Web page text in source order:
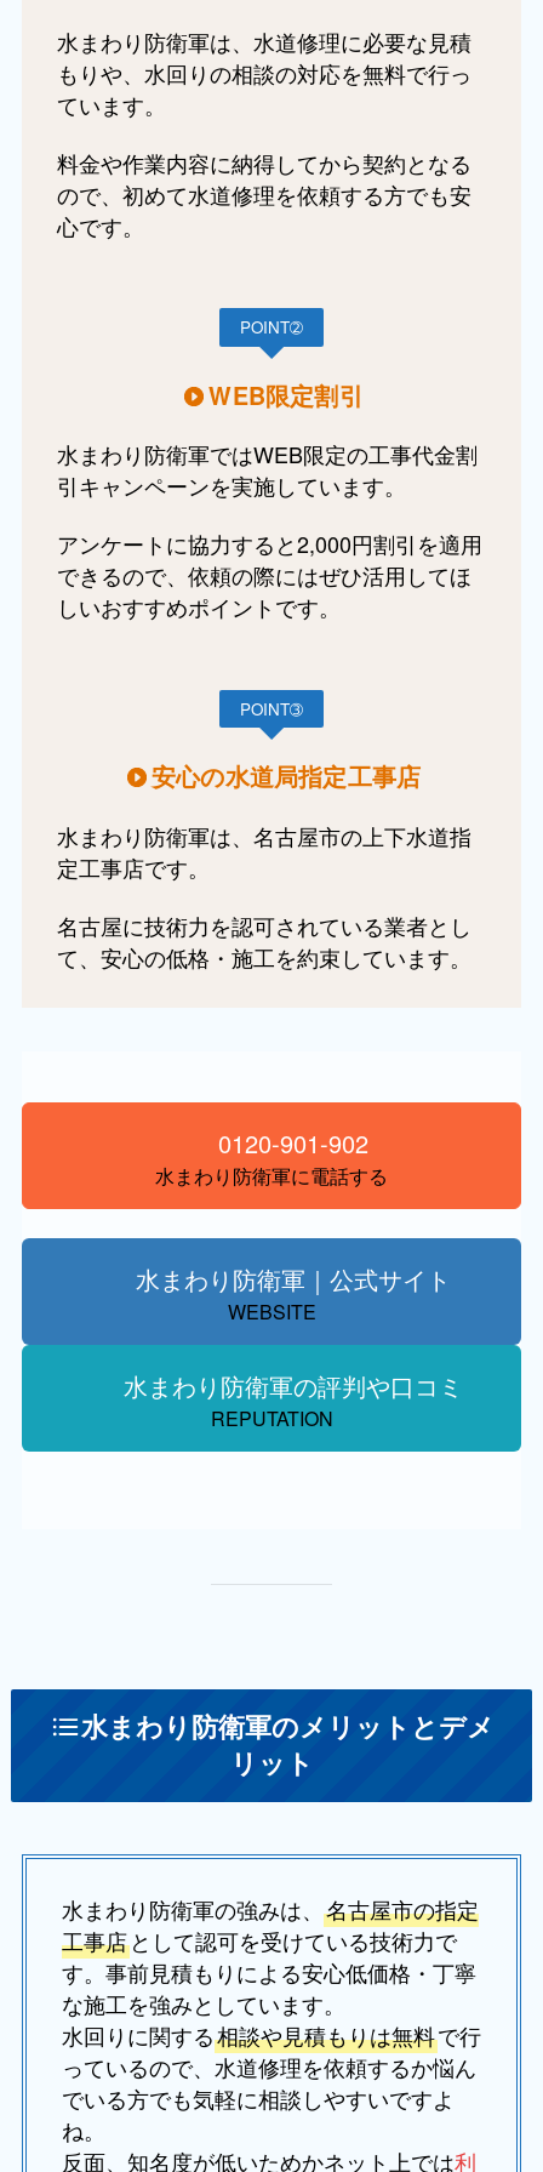
水まわり防衛軍は、水道修理に必要な見積
もりや、水回りの相談の対応を無料で行っ
ています。
料金や作業内容に納得してから契約となる
ので、初めて水道修理を依頼する方でも安
心です。
POINT➁
WEB限定割引
水まわり防衛軍ではWEB限定の工事代金割
引キャンペーンを実施しています。
アンケートに協力すると2,000円割引を適用
できるので、依頼の際にはぜひ活用してほ
しいおすすめポイントです。
POINT➂
安心の水道局指定工事店
水まわり防衛軍は、名古屋市の上下水道指
定工事店です。
名古屋に技術力を認可されている業者とし
て、安心の低格・施工を約束しています。
0120-901-902
水まわり防衛軍に電話する
水まわり防衛軍｜公式サイト
WEBSITE
水まわり防衛軍の評判や口コミ
REPUTATION
水まわり防衛軍のメリットとデメ
リット
水まわり防衛軍の強みは、 名古屋市の指定
工事店として認可を受けている技術力で
す。事前見積もりによる安心低価格・丁寧
な施工を強みとしています。
水回りに関する相談や見積もりは無料で行
っているので、水道修理を依頼するか悩ん
でいる方でも気軽に相談しやすいですよ
ね。
反面、知名度が低いためかネット上では利